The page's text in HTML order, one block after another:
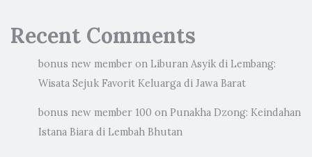
Recent Comments
bonus new member on Liburan Asyik di Lembang:
Wisata Sejuk Favorit Keluarga di Jawa Barat
bonus new member 100 on Punakha Dzong: Keindahan
Istana Biara di Lembah Bhutan